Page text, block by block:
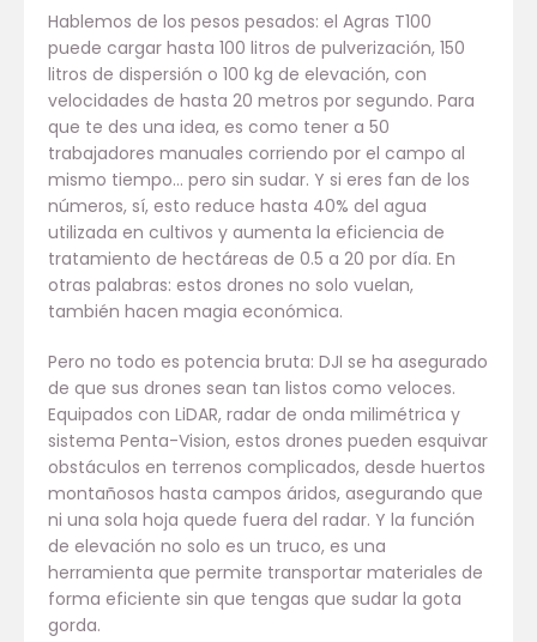
Hablemos de los pesos pesados: el Agras T100
puede cargar hasta 100 litros de pulverización, 150
litros de dispersión o 100 kg de elevación, con
velocidades de hasta 20 metros por segundo. Para
que te des una idea, es como tener a 50
trabajadores manuales corriendo por el campo al
mismo tiempo… pero sin sudar. Y si eres fan de los
números, sí, esto reduce hasta 40% del agua
utilizada en cultivos y aumenta la eficiencia de
tratamiento de hectáreas de 0.5 a 20 por día. En
otras palabras: estos drones no solo vuelan,
también hacen magia económica.
Pero no todo es potencia bruta: DJI se ha asegurado
de que sus drones sean tan listos como veloces.
Equipados con LiDAR, radar de onda milimétrica y
sistema Penta-Vision, estos drones pueden esquivar
obstáculos en terrenos complicados, desde huertos
montañosos hasta campos áridos, asegurando que
ni una sola hoja quede fuera del radar. Y la función
de elevación no solo es un truco, es una
herramienta que permite transportar materiales de
forma eficiente sin que tengas que sudar la gota
gorda.